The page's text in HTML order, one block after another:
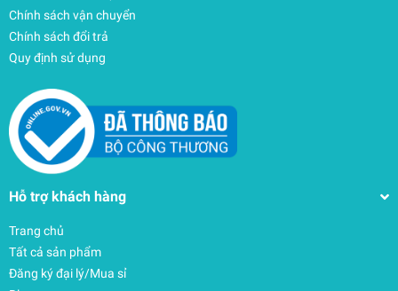
Chính sách vận chuyển
Chính sách đổi trả
Quy định sử dụng
Hỗ trợ khách hàng
Trang chủ
Tất cả sản phẩm
Đăng ký đại lý/Mua sỉ